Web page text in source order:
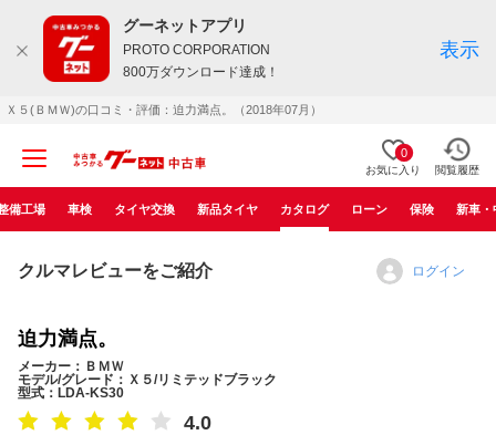
グーネットアプリ
PROTO CORPORATION
800万ダウンロード達成！
表示
Ｘ５(ＢＭＷ)の口コミ・評価：迫力満点。（2018年07月）
0
お気に入り 閲覧履歴
備工場 車検 タイヤ交換 新品タイヤ カタログ ローン 保険 新車・
クルマレビューをご紹介 ログイン
迫力満点。
メーカー：ＢＭＷ
モデル/グレード：Ｘ５/リミテッドブラック
型式：LDA-KS30
4.0